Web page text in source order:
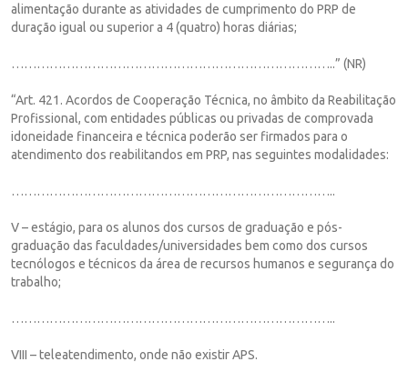
alimentação durante as atividades de cumprimento do PRP de
duração igual ou superior a 4 (quatro) horas diárias;
…………………………………………………………………..” (NR)
“Art. 421. Acordos de Cooperação Técnica, no âmbito da Reabilitação
Profissional, com entidades públicas ou privadas de comprovada
idoneidade financeira e técnica poderão ser firmados para o
atendimento dos reabilitandos em PRP, nas seguintes modalidades:
…………………………………………………………………..
V – estágio, para os alunos dos cursos de graduação e pós-
graduação das faculdades/universidades bem como dos cursos
tecnólogos e técnicos da área de recursos humanos e segurança do
trabalho;
…………………………………………………………………..
VIII – teleatendimento, onde não existir APS.